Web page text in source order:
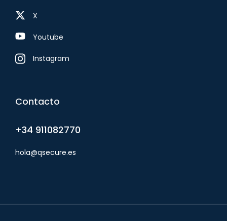
X
Youtube
Instagram
Contacto
+34 911082770
hola@qsecure.es